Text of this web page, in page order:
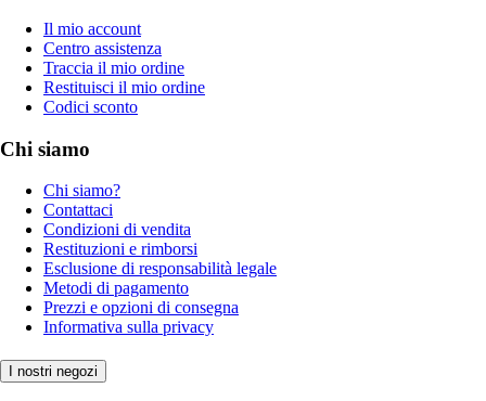
Il mio account
Centro assistenza
Traccia il mio ordine
Restituisci il mio ordine
Codici sconto
Chi siamo
Chi siamo?
Contattaci
Condizioni di vendita
Restituzioni e rimborsi
Esclusione di responsabilità legale
Metodi di pagamento
Prezzi e opzioni di consegna
Informativa sulla privacy
I nostri negozi